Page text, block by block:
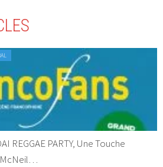
REGGAE PARTY, Une Touche
McNeil…